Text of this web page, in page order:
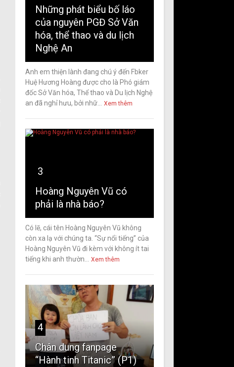
Những phát biểu bố láo
của nguyên PGĐ Sở Văn
hóa, thể thao và du lịch
Nghệ An
Anh em thiện lành đang chú ý đến Fbker
Huệ Hương Hoàng được cho là Phó giám
đốc Sở Văn hóa, Thể thao và Du lịch Nghệ
an đã nghỉ hưu, bởi nhữ...
Xem thêm
3
Hoàng Nguyên Vũ có
phải là nhà báo?
Có lẽ, cái tên Hoàng Nguyên Vũ không
còn xa lạ với chúng ta. “Sự nổi tiếng” của
Hoàng Nguyên Vũ đi kèm với không ít tai
tiếng khi anh thườn...
Xem thêm
4
Chân dung fanpage
“Hành tinh Titanic” (P1)